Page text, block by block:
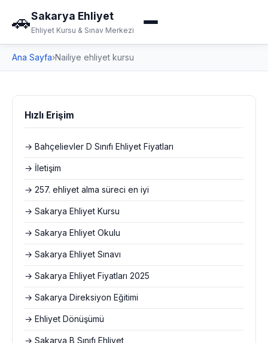
🚗Sakarya Ehliyet
Ehliyet Kursu & Sınav Merkezi
Ana Sayfa›Nailiye ehliyet kursu
Hızlı Erişim
→ Bahçelievler D Sınıfı Ehliyet Fiyatları
→ İletişim
→ 257. ehliyet alma süreci en iyi
→ Sakarya Ehliyet Kursu
→ Sakarya Ehliyet Okulu
→ Sakarya Ehliyet Sınavı
→ Sakarya Ehliyet Fiyatları 2025
→ Sakarya Direksiyon Eğitimi
→ Ehliyet Dönüşümü
→ Sakarya B Sınıfı Ehliyet